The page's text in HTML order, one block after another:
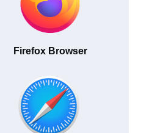
Firefox Browser